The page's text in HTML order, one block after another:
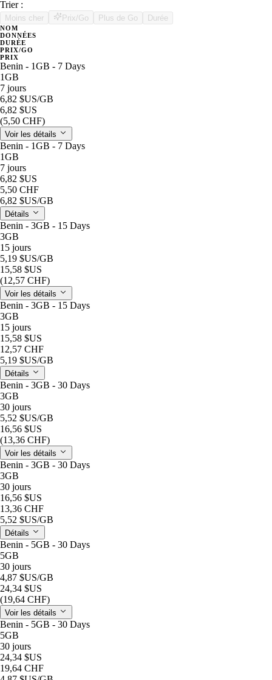
Trier :
Moins cher Prix/Go Plus de Go Durée
NOM
DONNÉES
DURÉE
PRIX/GO
PRIX
Benin - 1GB - 7 Days
1GB
7 jours
6,82 $US/GB
6,82 $US
(5,50 CHF)
Voir les détails
Benin - 1GB - 7 Days
1GB
7 jours
6,82 $US
5,50 CHF
6,82 $US/GB
Détails
Benin - 3GB - 15 Days
3GB
15 jours
5,19 $US/GB
15,58 $US
(12,57 CHF)
Voir les détails
Benin - 3GB - 15 Days
3GB
15 jours
15,58 $US
12,57 CHF
5,19 $US/GB
Détails
Benin - 3GB - 30 Days
3GB
30 jours
5,52 $US/GB
16,56 $US
(13,36 CHF)
Voir les détails
Benin - 3GB - 30 Days
3GB
30 jours
16,56 $US
13,36 CHF
5,52 $US/GB
Détails
Benin - 5GB - 30 Days
5GB
30 jours
4,87 $US/GB
24,34 $US
(19,64 CHF)
Voir les détails
Benin - 5GB - 30 Days
5GB
30 jours
24,34 $US
19,64 CHF